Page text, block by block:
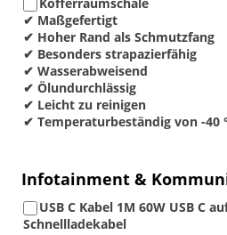
✔ Maßgefertigt
✔ Hoher Rand als Schmutzfang
✔ Besonders strapazierfähig
✔ Wasserabweisend
✔ Ölundurchlässig
✔ Leicht zu reinigen
✔ Temperaturbeständig von -40
Infotainment &
USB C Kabel 1M 60W USB C
Schnellladekabel